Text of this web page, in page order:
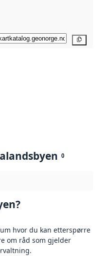
0
hvor du kan etterspørre
om råd som gjelder